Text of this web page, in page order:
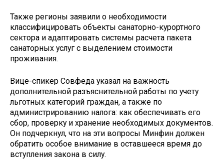
Также регионы заявили о необходимости
классифицировать объекты санаторно-курортного
сектора и адаптировать системы расчета пакета
санаторных услуг с выделением стоимости
проживания.
Вице-спикер Совфеда указал на важность
дополнительной разъяснительной работы по учету
льготных категорий граждан, а также по
администрированию налога: как обеспечивать его
сбор, проверку и хранение необходимых документов.
Он подчеркнул, что на эти вопросы Минфин должен
обратить особое внимание в оставшееся время до
вступления закона в силу.